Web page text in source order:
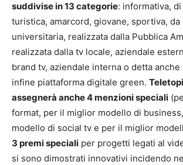
suddivise in 13 categorie: informativa,
turistica, amarcord, giovane, sportiva, da
universitaria, realizzata dalla Pubblica
realizzata dalla tv locale, aziendale
brand tv, aziendale interna o detta
infine piattaforma digitale green.
assegnerà anche 4 menzioni speciali
format, per il miglior modello di
modello di social tv e per il miglior
3 premi speciali per progetti legati al
si sono dimostrati innovativi incidendo